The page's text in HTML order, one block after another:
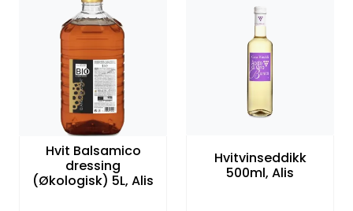
Hvit Balsamico
dressing
(Økologisk) 5L, Alis
Hvitvinseddikk
500ml, Alis